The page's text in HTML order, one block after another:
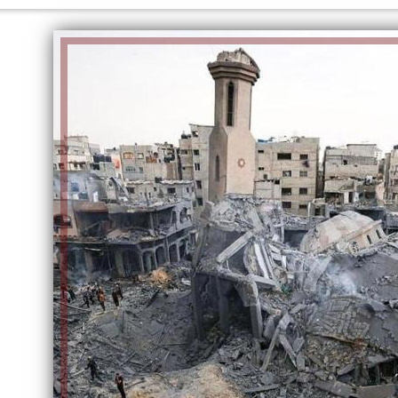
الكاتبة إلهام شرشر تهنئ الرئيس
السيسي بعيد ميلاده وتُشيد بجهوده